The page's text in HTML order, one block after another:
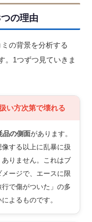
の理由
の背景を分析する
。1つずつ見ていきま
い方次第で壊れる
品の側面があります。
する以上に乱暴に扱
りません。これはブ
ージで、エースに限
で傷がついた」の多
よるものです。